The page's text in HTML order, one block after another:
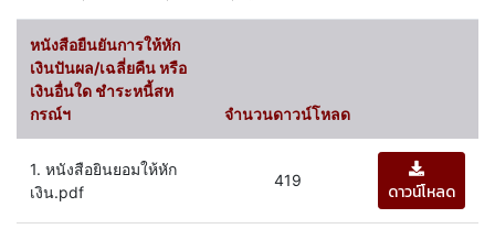
หนังสือยืนยันการให้หัก
เงินปันผล/เฉลี่ยคืน หรือ
เงินอื่นใด ชำระหนี้สห
กรณ์ฯ
จำนวนดาวน์โหลด
1. หนังสือยินยอมให้หัก
เงิน.pdf
419
ดาวน์โหลด